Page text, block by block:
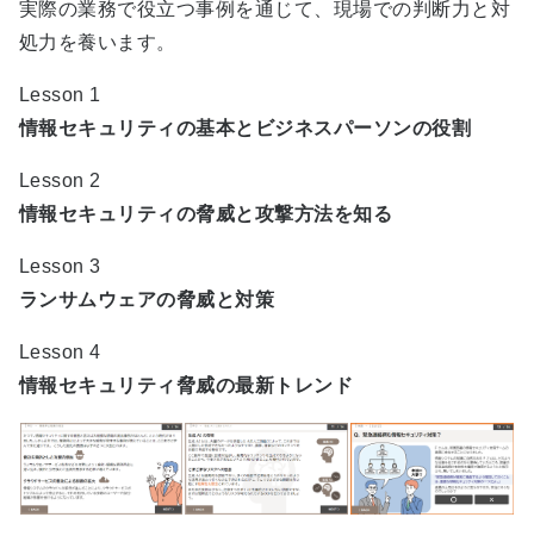
実際の業務で役立つ事例を通じて、現場での判断力と対
処力を養います。
Lesson 1
情報セキュリティの基本とビジネスパーソンの役割
Lesson 2
情報セキュリティの脅威と攻撃方法を知る
Lesson 3
ランサムウェアの脅威と対策
Lesson 4
情報セキュリティ脅威の最新トレンド